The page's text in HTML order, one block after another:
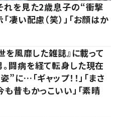
れを見た2歳息子の“衝撃
い配慮（笑）」「お顔はか
を風靡した雑誌』に載って
闘病を経て転身した現在
に…「ギャップ！！」「まさ
も昔もかっこいい」「素晴